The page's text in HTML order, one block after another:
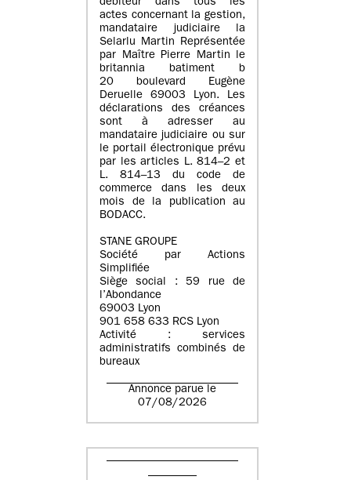
débiteur dans tous les
actes concernant la gestion,
mandataire judiciaire la
Selarlu Martin Représentée
par Maître Pierre Martin le
britannia batiment b
20 boulevard Eugène
Deruelle 69003 Lyon. Les
déclarations des créances
sont à adresser au
mandataire judiciaire ou sur
le portail électronique prévu
par les articles L. 814–2 et
L. 814–13 du code de
commerce dans les deux
mois de la publication au
BODACC.
STANE GROUPE
Société par Actions
Simplifiée
Siège social : 59 rue de
l’Abondance
69003 Lyon
901 658 633 RCS Lyon
Activité : services
administratifs combinés de
bureaux
Annonce parue le
07/08/2026